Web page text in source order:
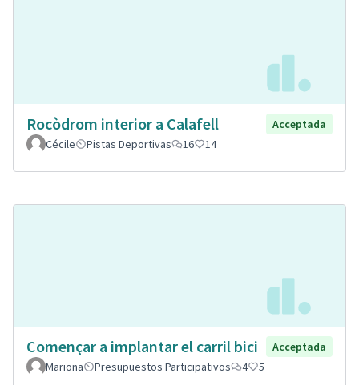
Rocòdrom interior a Calafell
Acceptada
Cécile
Pistas Deportivas 16 14
Començar a implantar el carril bici
Acceptada
Mariona
Presupuestos Participativos 4 5